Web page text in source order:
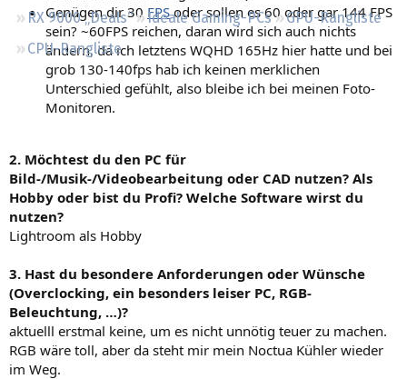
RX 9000 „Deals“
Ideale Gaming-PCs
GPU-Rangliste
CPU-Rangliste
Genügen dir 30 FPSoder sollen es 60 oder gar 144 FPS
sein? ~60FPS reichen, daran wird sich auch nichts
ändern, da ich letztens WQHD 165Hz hier hatte und bei
grob 130-140fps hab ich keinen merklichen
Unterschied gefühlt, also bleibe ich bei meinen Foto-
Monitoren.
2. Möchtest du den PC für
Bild-/Musik-/Videobearbeitung oder CAD nutzen? Als
Hobby oder bist du Profi? Welche Software wirst du
nutzen?
Lightroom als Hobby
3. Hast du besondere Anforderungen oder Wünsche
(Overclocking, ein besonders leiser PC, RGB-
Beleuchtung, …)?
aktuelll erstmal keine, um es nicht unnötig teuer zu machen.
RGB wäre toll, aber da steht mir mein Noctua Kühler wieder
im Weg.